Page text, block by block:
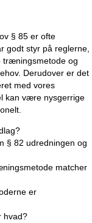
§ 85 er ofte
godt styr på reglerne,
træningsmetode og
Derudover er det
med vores
kan være nysgerrige
§ 82 udredningen og
matcher
er
hvad?